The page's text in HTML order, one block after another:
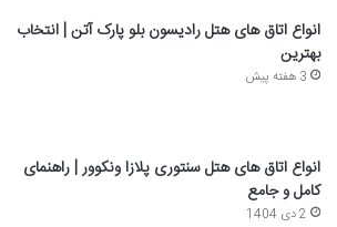
انواع اتاق های هتل رادیسون بلو پارک آتن | انتخاب
بهترین
3 هفته پیش
انواع اتاق های هتل سنتوری پلازا ونکوور | راهنمای
کامل و جامع
2 دی 1404